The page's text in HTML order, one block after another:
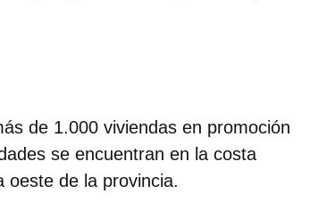
de 1.000 viviendas en promoción
se encuentran en la costa
oeste de la provincia.